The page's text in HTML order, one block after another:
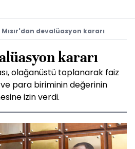
Mısır'dan devalüasyon kararı
kararı
olağanüstü toplanarak faiz
para biriminin değerinin
izin verdi.